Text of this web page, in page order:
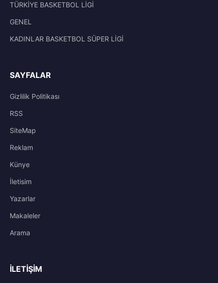
TÜRKİYE BASKETBOL LİGİ
GENEL
KADINLAR BASKETBOL SÜPER LİGİ
SAYFALAR
Gizlilik Politikası
RSS
SiteMap
Reklam
Künye
İletisim
Yazarlar
Makaleler
Arama
İLETIŞIM